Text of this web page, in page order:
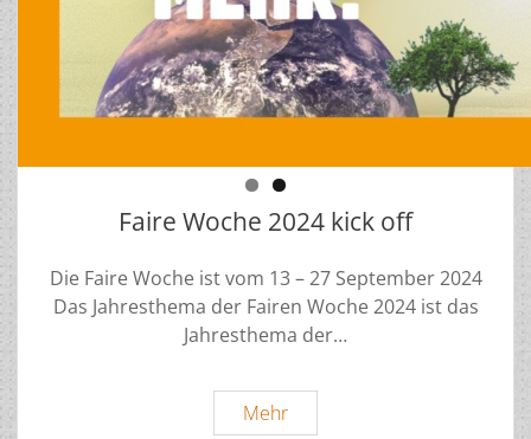
Faire Woche 2024 kick off
Die Faire Woche ist vom 13 – 27 September 2024
Das Jahresthema der Fairen Woche 2024 ist das
Jahresthema der…
MehrFaire